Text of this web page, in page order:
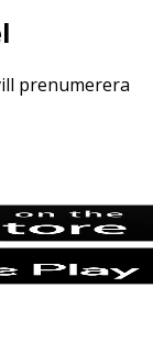
prenumerera